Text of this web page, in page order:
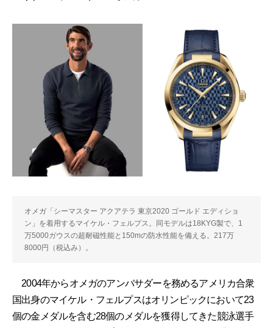
オメガ「シーマスター アクアテラ 東京2020 ゴールド エディショ
ン」を着用するマイケル・フェルプス。同モデルは18KYG製で、1
万5000ガウスの超耐磁性能と150mの防水性能を備える。217万
8000円（税込み）。
2004年からオメガのアンバサダーを務めるアメリカ合衆
国出身のマイケル・フェルプスはオリンピックにおいて23
個の金メダルを含む28個のメダルを獲得してきた競泳選手